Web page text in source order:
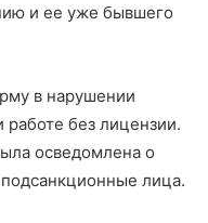
и ее уже бывшего
в нарушении
работе без лицензии.
осведомлена о
лица.